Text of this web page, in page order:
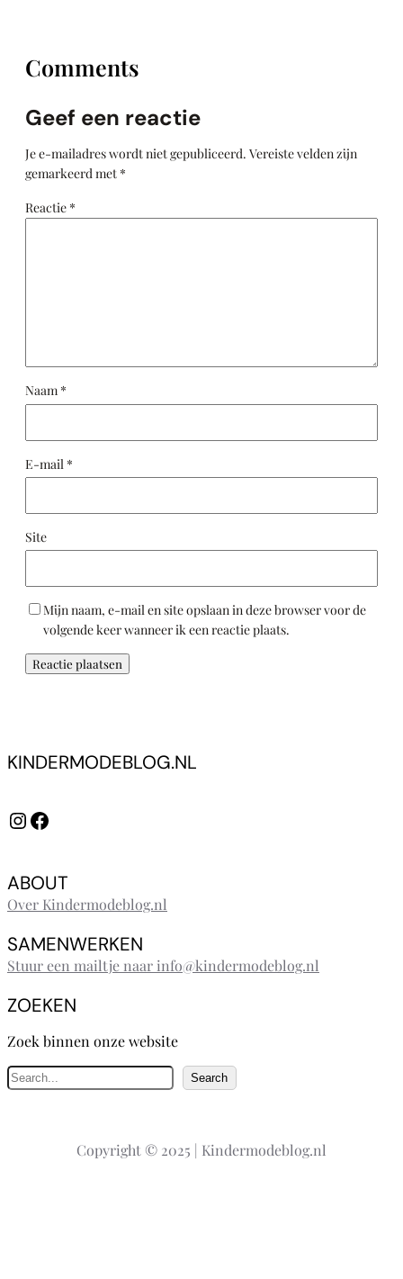
Comments
Geef een reactie
Je e-mailadres wordt niet gepubliceerd. Vereiste velden zijn
gemarkeerd met *
Reactie *
Naam *
E-mail *
Site
Mijn naam, e-mail en site opslaan in deze browser voor de
volgende keer wanneer ik een reactie plaats.
KINDERMODEBLOG.NL
InstagramFacebook
ABOUT
Over Kindermodeblog.nl
SAMENWERKEN
Stuur een mailtje naar info@kindermodeblog.nl
ZOEKEN
Zoek binnen onze website
Z
o
e
Search
Copyright © 2025 | Kindermodeblog.nl